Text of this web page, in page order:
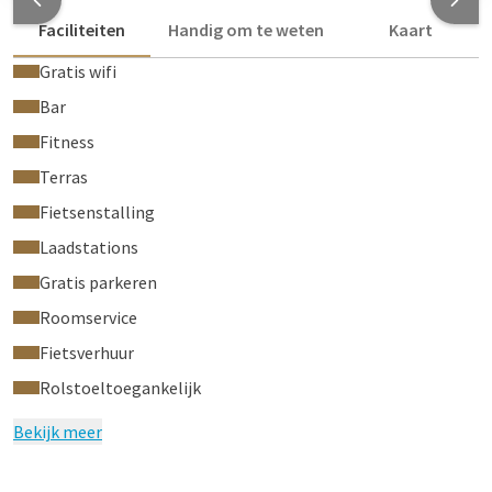
Faciliteiten
Handig om te weten
Kaart
Gratis wifi
Bar
Fitness
Terras
Fietsenstalling
Laadstations
Gratis parkeren
Roomservice
Fietsverhuur
Rolstoeltoegankelijk
Bekijk meer